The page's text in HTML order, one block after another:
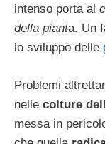
intenso porta al
della pianta. Un
lo sviluppo delle
Problemi
nelle colture
messa in